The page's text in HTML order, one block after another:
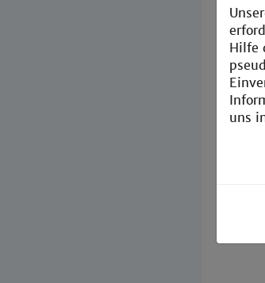
Hilfe
uns